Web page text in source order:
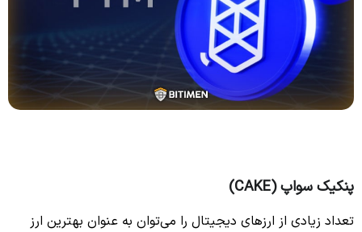
پنکیک سواپ (CAKE)
تعداد زیادی از ارزهای دیجیتال را می‌توان به عنوان بهترین ارز